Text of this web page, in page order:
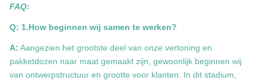
FAQ:
Q: 1.How beginnen wij samen te werken?
A: Aangezien het grootste deel van onze vertoning en
pakketdozen naar maat gemaakt zijn, gewoonlijk beginnen wij
van ontwerpstructuur en grootte voor klanten. In dit stadium,